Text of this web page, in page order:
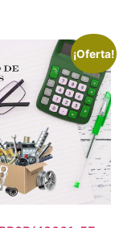
¡Oferta!